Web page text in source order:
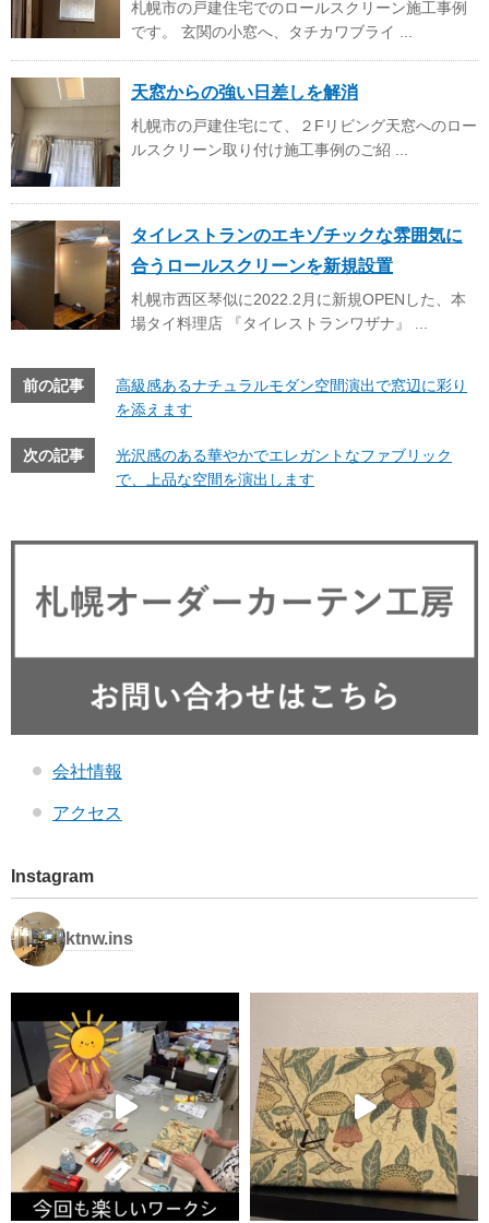
札幌市の戸建住宅でのロールスクリーン施工事例
です。 玄関の小窓へ、タチカワブライ ...
天窓からの強い日差しを解消
札幌市の戸建住宅にて、２Fリビング天窓へのロー
ルスクリーン取り付け施工事例のご紹 ...
タイレストランのエキゾチックな雰囲気に
合うロールスクリーンを新規設置
札幌市西区琴似に2022.2月に新規OPENした、本
場タイ料理店 『タイレストランワザナ』 ...
前の記事
高級感あるナチュラルモダン空間演出で窓辺に彩り
を添えます
次の記事
光沢感のある華やかでエレガントなファブリック
で、上品な空間を演出します
会社情報
アクセス
Instagram
ktnw.ins